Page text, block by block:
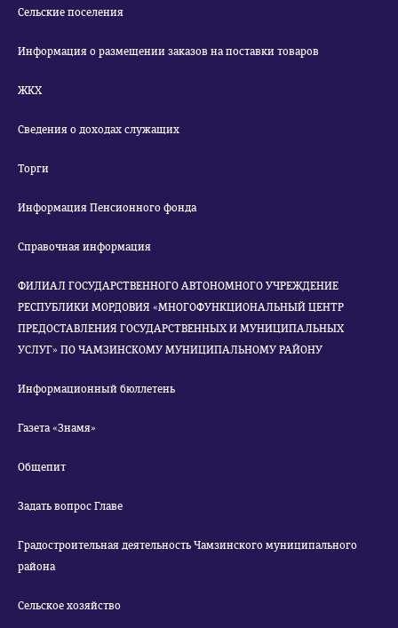
Сельские поселения
Информация о размещении заказов на поставки товаров
ЖКХ
Сведения о доходах служащих
Торги
Информация Пенсионного фонда
Справочная информация
ФИЛИАЛ ГОСУДАРСТВЕННОГО АВТОНОМНОГО УЧРЕЖДЕНИЕ
РЕСПУБЛИКИ МОРДОВИЯ «МНОГОФУНКЦИОНАЛЬНЫЙ ЦЕНТР
ПРЕДОСТАВЛЕНИЯ ГОСУДАРСТВЕННЫХ И МУНИЦИПАЛЬНЫХ
УСЛУГ» ПО ЧАМЗИНСКОМУ МУНИЦИПАЛЬНОМУ РАЙОНУ
Информационный бюллетень
Газета «Знамя»
Общепит
Задать вопрос Главе
Градостроительная деятельность Чамзинского муниципального
района
Сельское хозяйство